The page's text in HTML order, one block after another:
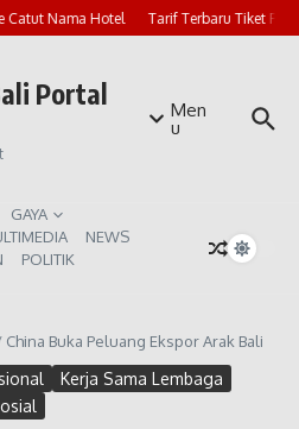
Nama Hotel Tarif Terbaru Tiket
Portal
Men
u
GAYA
NEWS
POLITIK
China Buka Peluang Ekspor Arak Bali
Kerja Sama Lembaga